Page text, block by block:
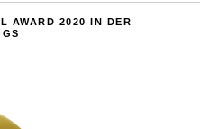
AWARD 2020 IN DER